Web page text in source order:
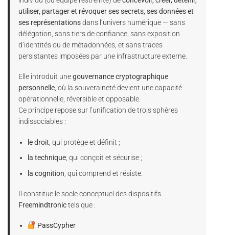
utiliser, partager et révoquer ses secrets, ses données et
ses représentationsdans l’univers numérique — sans
délégation, sans tiers de confiance, sans exposition
d’identités ou de métadonnées, et sans traces
persistantes imposées par une infrastructure externe.
Elle introduit unegouvernance cryptographique
personnelle, où la souveraineté devient une capacité
opérationnelle, réversible et opposable.
Ce principe repose sur l’unification de trois sphères
indissociables :
le droit , qui protège et définit ;
la technique , qui conçoit et sécurise ;
la cognition , qui comprend et résiste.
Il constitue le socle conceptuel des dispositifs
Freemindtronictels que :
PassCypher